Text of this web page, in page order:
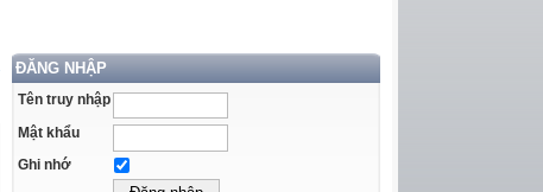
ĐĂNG NHẬP
Tên truy nhập
Mật khẩu
Ghi nhớ